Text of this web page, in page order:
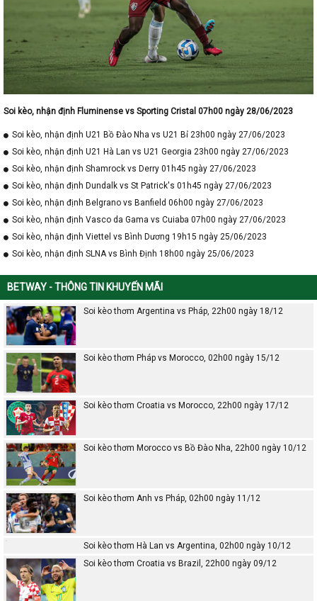
Soi kèo, nhận định Fluminense vs Sporting Cristal 07h00 ngày 28/06/2023
Soi kèo, nhận định U21 Bồ Đào Nha vs U21 Bỉ 23h00 ngày 27/06/2023
Soi kèo, nhận định U21 Hà Lan vs U21 Georgia 23h00 ngày 27/06/2023
Soi kèo, nhận định Shamrock vs Derry 01h45 ngày 27/06/2023
Soi kèo, nhận định Dundalk vs St Patrick's 01h45 ngày 27/06/2023
Soi kèo, nhận định Belgrano vs Banfield 06h00 ngày 27/06/2023
Soi kèo, nhận định Vasco da Gama vs Cuiaba 07h00 ngày 27/06/2023
Soi kèo, nhận định Viettel vs Bình Dương 19h15 ngày 25/06/2023
Soi kèo, nhận định SLNA vs Bình Định 18h00 ngày 25/06/2023
BETWAY - THÔNG TIN KHUYẾN MÃI
Soi kèo thơm Argentina vs Pháp, 22h00 ngày 18/12
Soi kèo thơm Pháp vs Morocco, 02h00 ngày 15/12
Soi kèo thơm Croatia vs Morocco, 22h00 ngày 17/12
Soi kèo thơm Morocco vs Bồ Đào Nha, 22h00 ngày 10/12
Soi kèo thơm Anh vs Pháp, 02h00 ngày 11/12
Soi kèo thơm Hà Lan vs Argentina, 02h00 ngày 10/12
Soi kèo thơm Croatia vs Brazil, 22h00 ngày 09/12